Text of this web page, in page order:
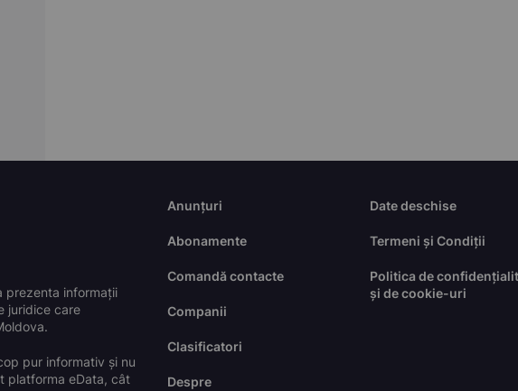
prezenta informații
juridice care
pur informativ și nu
platforma eData, cât
Anunțuri
Abonamente
Comandă contacte
Companii
Clasificatori
Despre
Date deschise
Termeni și Condiții
Politica de
și de cookie-uri